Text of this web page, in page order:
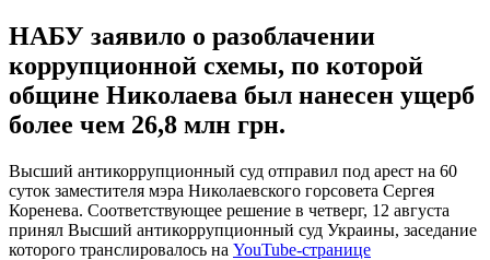
НАБУ заявило о разоблачении
коррупционной схемы, по которой
общине Николаева был нанесен ущерб
более чем 26,8 млн грн.
Высший антикоррупционный суд отправил под арест на 60
суток заместителя мэра Николаевского горсовета Сергея
Коренева. Соответствующее решение в четверг, 12 августа
принял Высший антикоррупционный суд Украины, заседание
которого транслировалось на YouTube-странице